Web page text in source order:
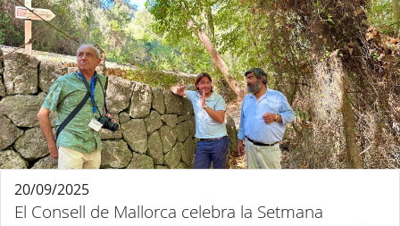
El Consell de Mallorca celebra la Setmana
20/09/2025